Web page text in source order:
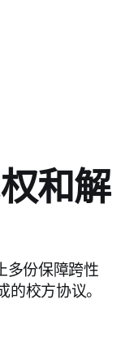
和解
多份保障跨性
校方协议。